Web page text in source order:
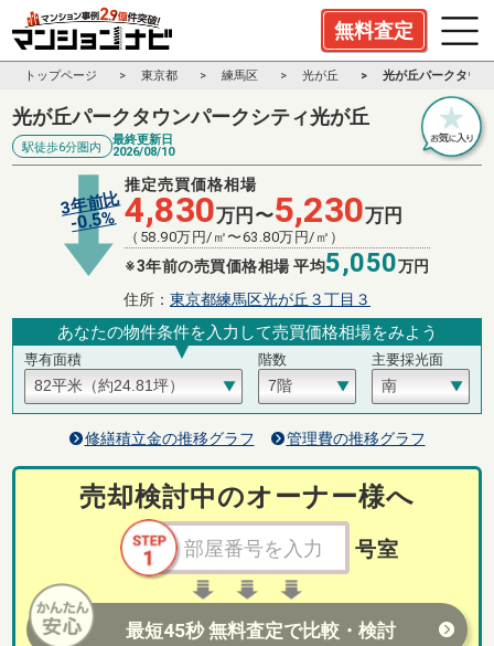
無料査定
トップページ 東京都 練馬区 光が丘 光が丘パークタウ
光が丘パークタウンパークシティ光が丘
駅徒歩6分圏内
最終更新日
2026/08/10
3年前比
-0.5%
推定売買価格相場
4,830万円〜5,230万円
（ 58.90万円/㎡〜63.80万円/㎡）
※3年前の売買価格相場 平均5,050万円
住所： 東京都練馬区光が丘３丁目３
あなたの物件条件を入力して売買価格相場をみよう
専有面積 階数 主要採光面
修繕積立金の推移グラフ 管理費の推移グラフ
売却検討中のオーナー様へ
号室
最短45秒 無料査定で比較・検討